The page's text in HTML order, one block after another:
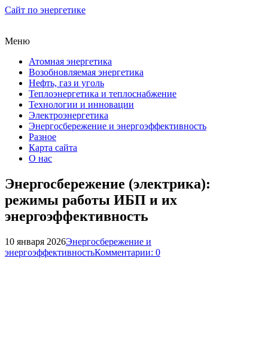
Сайт по энергетике
Меню
Атомная энергетика
Возобновляемая энергетика
Нефть, газ и уголь
Теплоэнергетика и теплоснабжение
Технологии и инновации
Электроэнергетика
Энергосбережение и энергоэффективность
Разное
Карта сайта
О нас
Энергосбережение (электрика):
режимы работы ИБП и их
энергоэффективность
10 января 2026Энергосбережение и
энергоэффективностьКомментарии: 0